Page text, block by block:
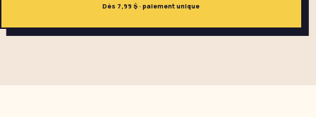
Dès 7,99 $ · paiement unique